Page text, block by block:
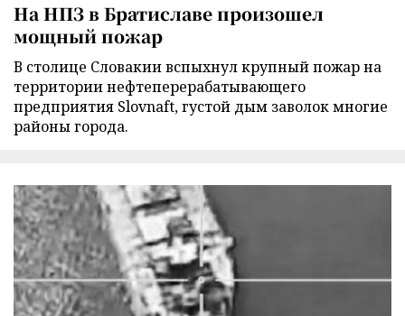
На НПЗ в Братиславе произошел
мощный пожар
В столице Словакии вспыхнул крупный пожар на
территории нефтеперерабатывающего
предприятия Slovnaft, густой дым заволок многие
районы города.